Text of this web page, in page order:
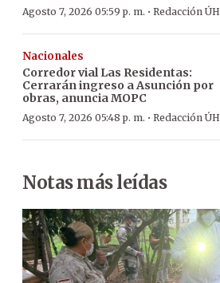
Agosto 7, 2026 05:59 p. m. · Redacción ÚH
Nacionales
Corredor vial Las Residentas:
Cerrarán ingreso a Asunción por
obras, anuncia MOPC
Agosto 7, 2026 05:48 p. m. · Redacción ÚH
Notas más leídas